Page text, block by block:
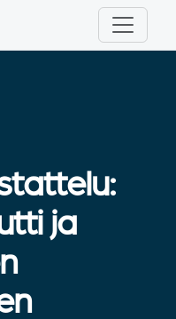
ja